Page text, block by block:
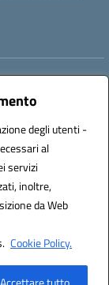
degli utenti -
al
servizi
inoltre,
da Web
Cookie Policy.
S.r.l.
Italia